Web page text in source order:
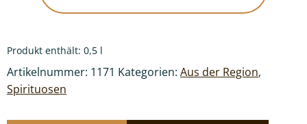
Produkt enthält: 0,5 l
Artikelnummer: 1171 Kategorien: Aus der Region,
Spirituosen